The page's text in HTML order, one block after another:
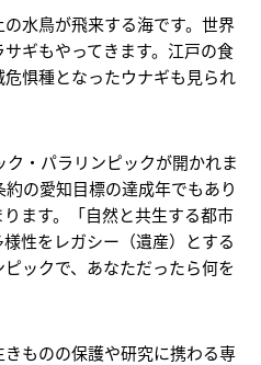
水鳥が飛来する海です。世界
ギもやってきます。江戸の食
惧種となったウナギも見られ
・パラリンピックが開かれま
の愛知目標の達成年でもあり
ます。「自然と共生する都市
性をレガシー（遺産）とする
ックで、あなただったら何を
ものの保護や研究に携わる専